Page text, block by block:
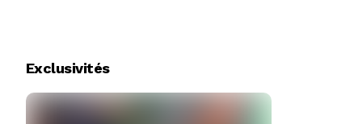
Exclusivités